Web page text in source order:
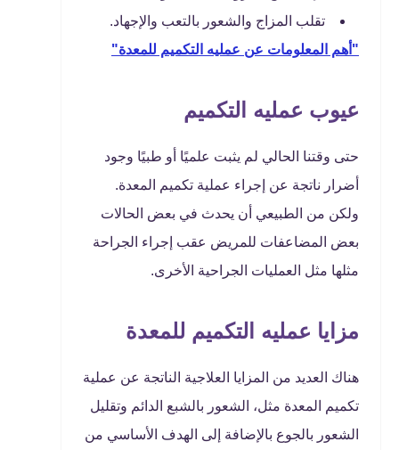
تقلب المزاج والشعور بالتعب والإجهاد.
"أهم المعلومات عن عمليه التكميم للمعدة"
عيوب عمليه التكميم
حتى وقتنا الحالي لم يثبت علميًا أو طبيًا وجود
أضرار ناتجة عن إجراء عملية تكميم المعدة.
ولكن من الطبيعي أن يحدث في بعض الحالات
بعض المضاعفات للمريض عقب إجراء الجراحة
مثلها مثل العمليات الجراحية الأخرى.
مزايا عمليه التكميم للمعدة
هناك العديد من المزايا العلاجية الناتجة عن عملية
تكميم المعدة مثل، الشعور بالشبع الدائم وتقليل
الشعور بالجوع بالإضافة إلى الهدف الأساسي من